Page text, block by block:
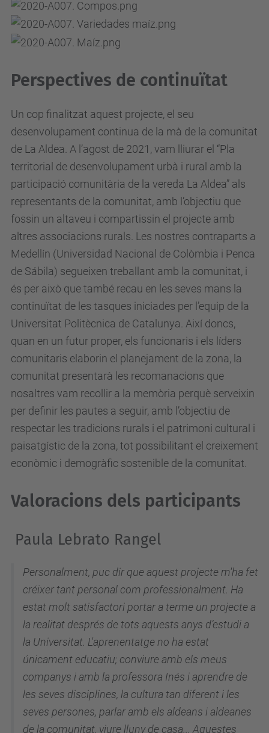
Perspectives de continuïtat
Un cop finalitzat aquest projecte, el seu
desenvolupament continua de la mà de la comunitat
de La Aldea. A l’agost de 2021, vam lliurar el “Pla
territorial de desenvolupament urbà i rural amb la
participació comunitària de la vereda La Aldea” als
representants de la comunitat, amb l’objectiu que
fossin un altaveu i compartissin el projecte amb
altres associacions rurals. Les nostres contraparts a
Medellín (Universidad Nacional de Colòmbia i Penca
de Sábila) segueixen treballant amb la comunitat, i
és per això que també recau en les seves mans la
continuïtat de les tasques iniciades per l’equip de la
Universitat Politècnica de Catalunya. Així doncs,
quan en un futur proper, els funcionaris i els líders
comunitaris elaborin el planejament de la zona, la
comunitat presentarà les recomanacions que
nosaltres vam recollir a la memòria perquè serveixin
per definir les pautes a seguir, amb l’objectiu de
respectar les tradicions rurals i el patrimoni cultural i
paisatgístic de la zona, tot possibilitant el creixement
econòmic i demogràfic sostenible de la comunitat.
Valoracions dels participants
Paula Lebrato Rangel
Personalment, puc dir que aquest projecte m'ha fet
créixer tant personal com professionalment. Ha
estat molt satisfactori portar a terme un projecte a
la realitat després de tots aquests anys d’estudi a
la Universitat. L'aprenentatge no ha estat
únicament educatiu; conviure amb els meus
companys i amb la professora Inés i aprendre de
les seves disciplines, la cultura tan diferent i les
seves persones, parlar amb els aldeans i aldeanes
de la comunitat, viure lluny de casa... Aquestes